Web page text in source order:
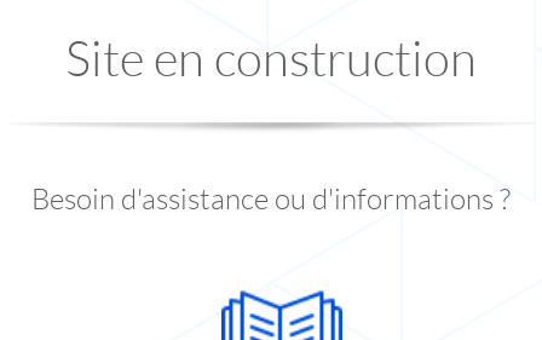
Site en construction
Besoin d'assistance ou d'informations ?